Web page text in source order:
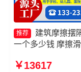
推荐
建筑摩擦摆
一个多少钱 摩擦
格 摩擦摆隔震支座
￥13617